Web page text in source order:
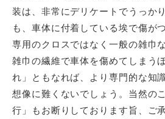
装は、非常にデリケートでうっか
も、車体に付着している埃で傷が
専用のクロスではなく一般の雑巾
雑巾の繊維で車体を傷めてしまう
れ」ともなれば、より専門的な知
想像に難くないでしょう。当然の
行」もお断りしております旨、ご